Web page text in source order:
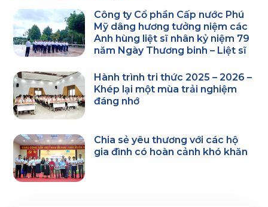
Công ty Cổ phần Cấp nước Phú
Mỹ dâng hương tưởng niệm các
Anh hùng liệt sĩ nhân kỷ niệm 79
năm Ngày Thương binh – Liệt sĩ
Hành trình tri thức 2025 – 2026 –
Khép lại một mùa trải nghiệm
đáng nhớ
Chia sẻ yêu thương với các hộ
gia đình có hoàn cảnh khó khăn